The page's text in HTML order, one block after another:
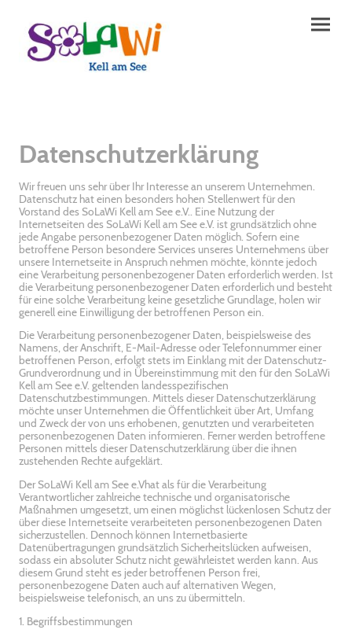
Datenschutzerklärung
Wir freuen uns sehr über Ihr Interesse an unserem Unternehmen.
Datenschutz hat einen besonders hohen Stellenwert für den
Vorstand des SoLaWi Kell am See e.V.. Eine Nutzung der
Internetseiten des SoLaWi Kell am See e.V. ist grundsätzlich ohne
jede Angabe personenbezogener Daten möglich. Sofern eine
betroffene Person besondere Services unseres Unternehmens über
unsere Internetseite in Anspruch nehmen möchte, könnte jedoch
eine Verarbeitung personenbezogener Daten erforderlich werden. Ist
die Verarbeitung personenbezogener Daten erforderlich und besteht
für eine solche Verarbeitung keine gesetzliche Grundlage, holen wir
generell eine Einwilligung der betroffenen Person ein.
Die Verarbeitung personenbezogener Daten, beispielsweise des
Namens, der Anschrift, E-Mail-Adresse oder Telefonnummer einer
betroffenen Person, erfolgt stets im Einklang mit der Datenschutz-
Grundverordnung und in Übereinstimmung mit den für den SoLaWi
Kell am See e.V. geltenden landesspezifischen
Datenschutzbestimmungen. Mittels dieser Datenschutzerklärung
möchte unser Unternehmen die Öffentlichkeit über Art, Umfang
und Zweck der von uns erhobenen, genutzten und verarbeiteten
personenbezogenen Daten informieren. Ferner werden betroffene
Personen mittels dieser Datenschutzerklärung über die ihnen
zustehenden Rechte aufgeklärt.
Der SoLaWi Kell am See e.Vhat als für die Verarbeitung
Verantwortlicher zahlreiche technische und organisatorische
Maßnahmen umgesetzt, um einen möglichst lückenlosen Schutz der
über diese Internetseite verarbeiteten personenbezogenen Daten
sicherzustellen. Dennoch können Internetbasierte
Datenübertragungen grundsätzlich Sicherheitslücken aufweisen,
sodass ein absoluter Schutz nicht gewährleistet werden kann. Aus
diesem Grund steht es jeder betroffenen Person frei,
personenbezogene Daten auch auf alternativen Wegen,
beispielsweise telefonisch, an uns zu übermitteln.
1. Begriffsbestimmungen